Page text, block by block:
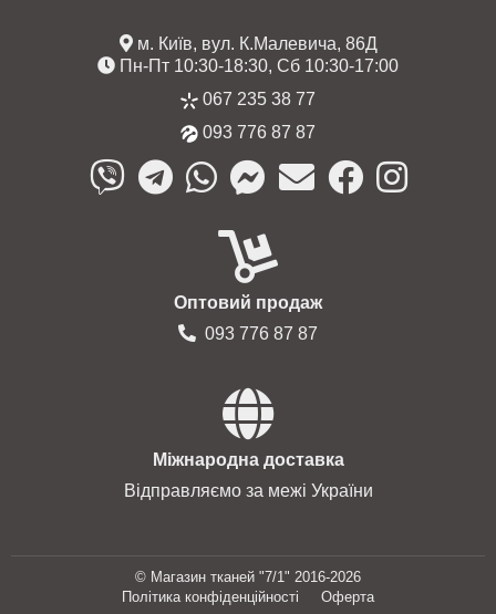
м. Київ, вул. К.Малевича, 86Д
Пн-Пт 10:30-18:30, Сб 10:30-17:00
067 235 38 77
093 776 87 87
Оптовий продаж
093 776 87 87
Міжнародна доставка
Відправляємо за межі України
© Магазин тканей "7/1" 2016-2026
Політика конфіденційності
Оферта